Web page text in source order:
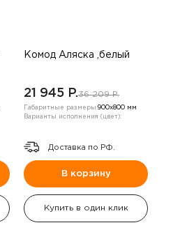
Комод Аляска ,белый
21 945 P.36 209 P.
Габаритные размеры:900х800 мм
Варианты исполнения (цвет):
Доставка по РФ.
В корзину
Купить в один клик